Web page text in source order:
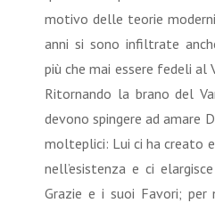
motivo delle teorie
anni si sono infiltrate
più che mai essere fedeli al
Ritornando la brano del
devono spingere ad amare
molteplici: Lui ci ha creato
nell’esistenza e ci
Grazie e i suoi Favori;